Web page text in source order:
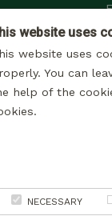
website uses
website uses
You can
help of the
NECESSARY
bezüglich